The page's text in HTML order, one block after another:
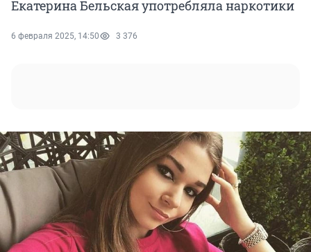
Екатерина Бельская употребляла наркотики
6 февраля 2025, 14:50 3 376